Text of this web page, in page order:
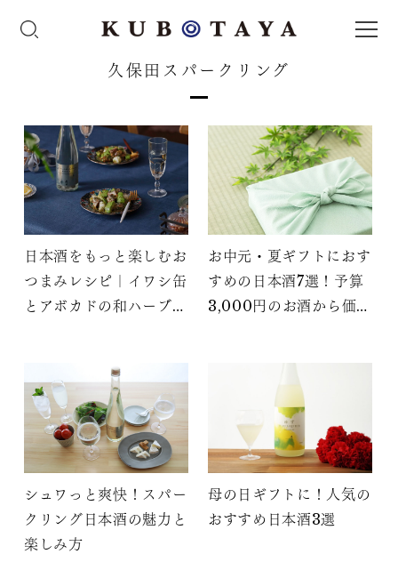
久保田スパークリング
日本酒をもっと楽しむお
つまみレシピ｜イワシ缶
とアボカドの和ハーブマ
お中元・夏ギフトにおす
すめの日本酒7選！予算
3,000円のお酒から価格
シュワっと爽快！スパー
クリング日本酒の魅力と
楽しみ方
母の日ギフトに！人気の
おすすめ日本酒3選